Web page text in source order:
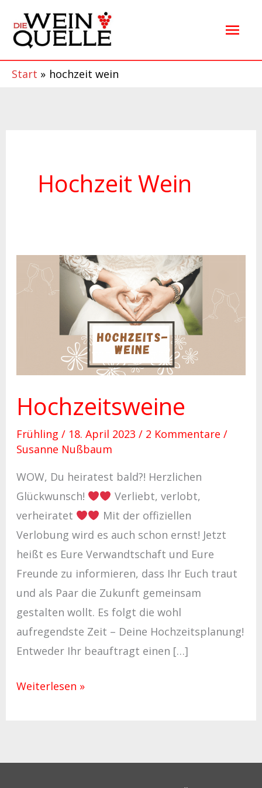
Inhalt
springen
Start hochzeit wein
Hochzeit Wein
Hochzeitsweine
Frühling / 18. April 2023 / 2 Kommentare /
Susanne Nußbaum
WOW, Du heiratest bald?! Herzlichen
Glückwunsch!
Verliebt, verlobt,
verheiratet
Mit der offiziellen
Verlobung wird es auch schon ernst! Jetzt
heißt es Eure Verwandtschaft und Eure
Freunde zu informieren, dass Ihr Euch traut
und als Paar die Zukunft gemeinsam
gestalten wollt. Es folgt die wohl
aufregendste Zeit – Deine Hochzeitsplanung!
Entweder Ihr beauftragt einen […]
Hochzeitsweine
Weiterlesen »